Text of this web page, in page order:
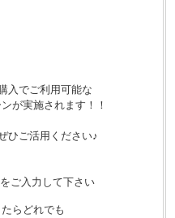
入でご利用可能な
が実施されます！！
ひご活用ください♪
ご入力して下さい
らどれでも